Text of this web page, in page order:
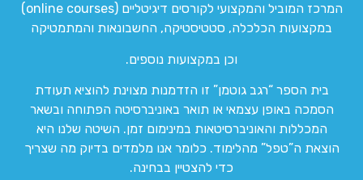
המרכז המוביל והמקצועי לקורסים דיגיטליים (online courses)
במקצועות הכלכלה, סטטיסטיקה, החשבונאות והמתמטיקה
וכן במקצועות נוספים.
בית הספר “רגב גוטמן” זו הזדמנות מצוינת להוציא תעודת
הסמכה באופן עצמאי או תואר באוניברסיטה הפתוחה ובשאר
המכללות והאוניברסיטאות במינימום זמן. השיטה שלנו היא
הוצאת ה”טפל” מהלימוד. כלומר אנו מלמדים בדיוק מה שצריך
כדי להצטיין בבחינה.